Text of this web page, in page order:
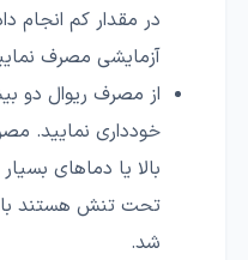
در مقدار کم
آزمایشی مصرف
خودداری نمایید.
بالا یا دماهای
تحت تنش هستند
شد.